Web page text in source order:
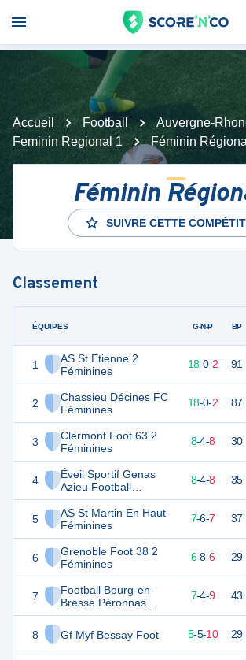
Accueil Football
Auvergne-
Feminin Regional 1
Féminin
Féminin
SUIVRE CETTE
Classement
ÉQUIPES
1
AS St Etienne 2
Féminines
2
Chassieu Décines FC
Féminines
3
Clermont Foot 63 2
Féminines
4
Éveil Sportif Genas
Azieu Football
Féminines
5
AS St Martin En Haut
Féminines
6
Grenoble Foot 38 2
Féminines
7
Football Bourg-en-
Bresse Péronnas
Féminines
8
Gf Myf Bessay Foot
G-N-P BP
18-0-2 91
52 20 18-0-2 87
28 8-4-8 30
27 8-4-8 35
27 20 7-6-7 37
26 6-8-6 29
25 7-4-9 43
20 5-5-10 29